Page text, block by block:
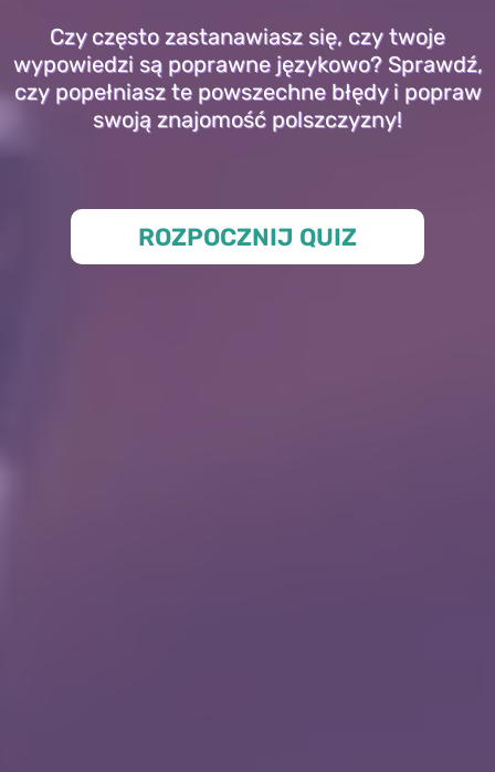
Czy często zastanawiasz się, czy twoje
wypowiedzi są poprawne językowo? Sprawdź,
czy popełniasz te powszechne błędy i popraw
swoją znajomość polszczyzny!
ROZPOCZNIJ QUIZ